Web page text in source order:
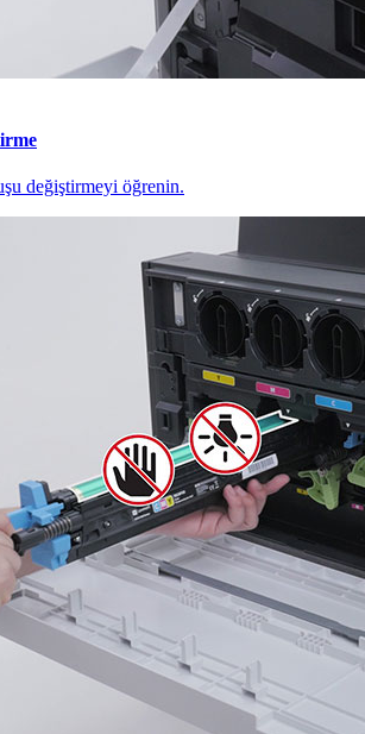
değiştirmeyi öğrenin.